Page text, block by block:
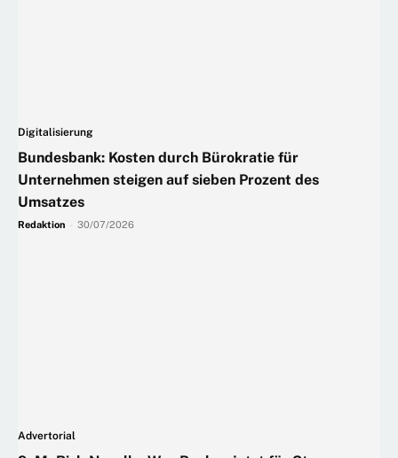
Digitalisierung
Bundesbank: Kosten durch Bürokratie für
Unternehmen steigen auf sieben Prozent des
Umsatzes
Redaktion 30/07/2026
Advertorial